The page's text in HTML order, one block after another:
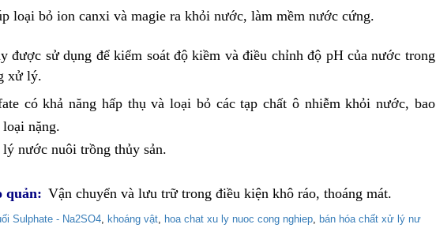
loạibỏ ion canxi và magie ra khỏi nước, làm mềm nước cứng.
được sử dụng để kiểm soát độ kiềm và điều chỉnh độ pH của nước trong
xử lý.
có khả năng hấp thụ và loại bỏ các tạp chất ô nhiễm khỏi nước, bao
nặng.
nước nuôi trồng thủy sản.
quản: Vận chuyển và lưu trữ trong điều kiện khô ráo, thoáng mát.
Sulphate - Na2SO4 ,khoáng v​ật hoa chat xu ly nuoc cong nghiep ,bán hóa chất xử lý nư​